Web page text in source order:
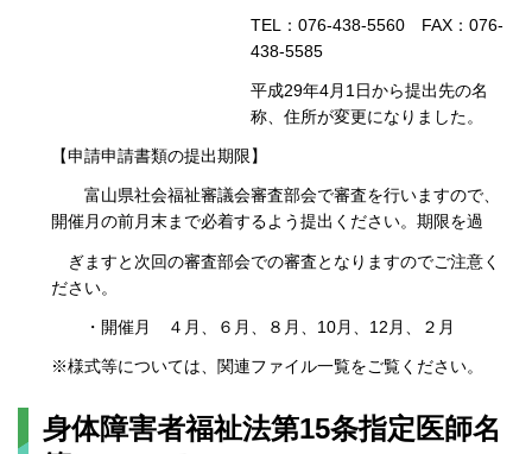
TEL：076-438-5560 FAX：076-
438-5585
平成29年4月1日から提出先の名
称、住所が変更になりました。
【申請申請書類の提出期限】
富山県社会福祉審議会審査部会で審査を行いますので、
開催月の前月末まで必着するよう提出ください。期限を過
ぎますと次回の審査部会での審査となりますのでご注意く
ださい。
・開催月 ４月、６月、８月、10月、12月、２月
※様式等については、関連ファイル一覧をご覧ください。
身体障害者福祉法第15条指定医師名